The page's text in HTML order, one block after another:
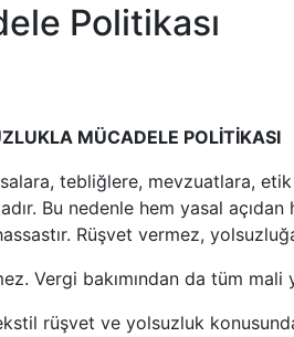
Politikası
MÜCADELE POLİTİKASI
tebliğlere, mevzuatlara,
Bu nedenle hem yasal
Rüşvet vermez,
Vergi bakımından da tüm
rüşvet ve yolsuzluk